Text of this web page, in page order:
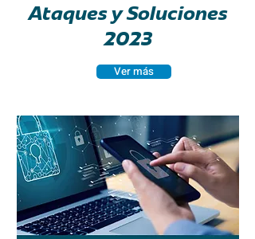
Ataques y Soluciones
2023
Ver más